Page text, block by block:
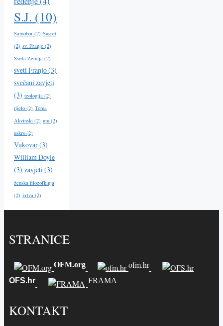
S.J. (10)
Samobor (2) Susret
(2) sv. Franjo (2)
Sveta Zemlja (2)
sveti Franjo(3)
svečani zavjeti
(3) teologija (2)
tijelo (2) Toma
Akvinski (2) um (2)
uskrs (2)
Vukovar(3)
William Doyle
(3) zavjeti (3)
ženska filozofkinja
(2) žrtva (2)
STRANICE
OFM.org ofm.hr
OFS.hr FRAMA
KONTAKT